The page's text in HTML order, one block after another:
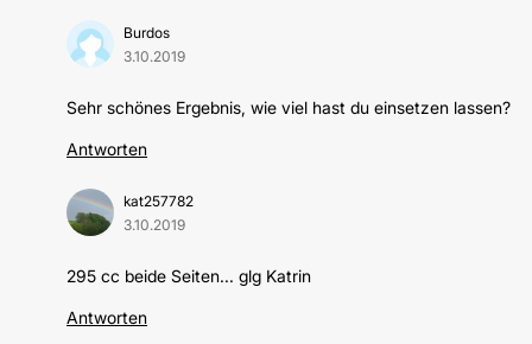
Burdos
3.10.2019
Sehr schönes Ergebnis, wie viel hast du einsetzen lassen?
Antworten
kat257782
3.10.2019
295 cc beide Seiten... glg Katrin
Antworten